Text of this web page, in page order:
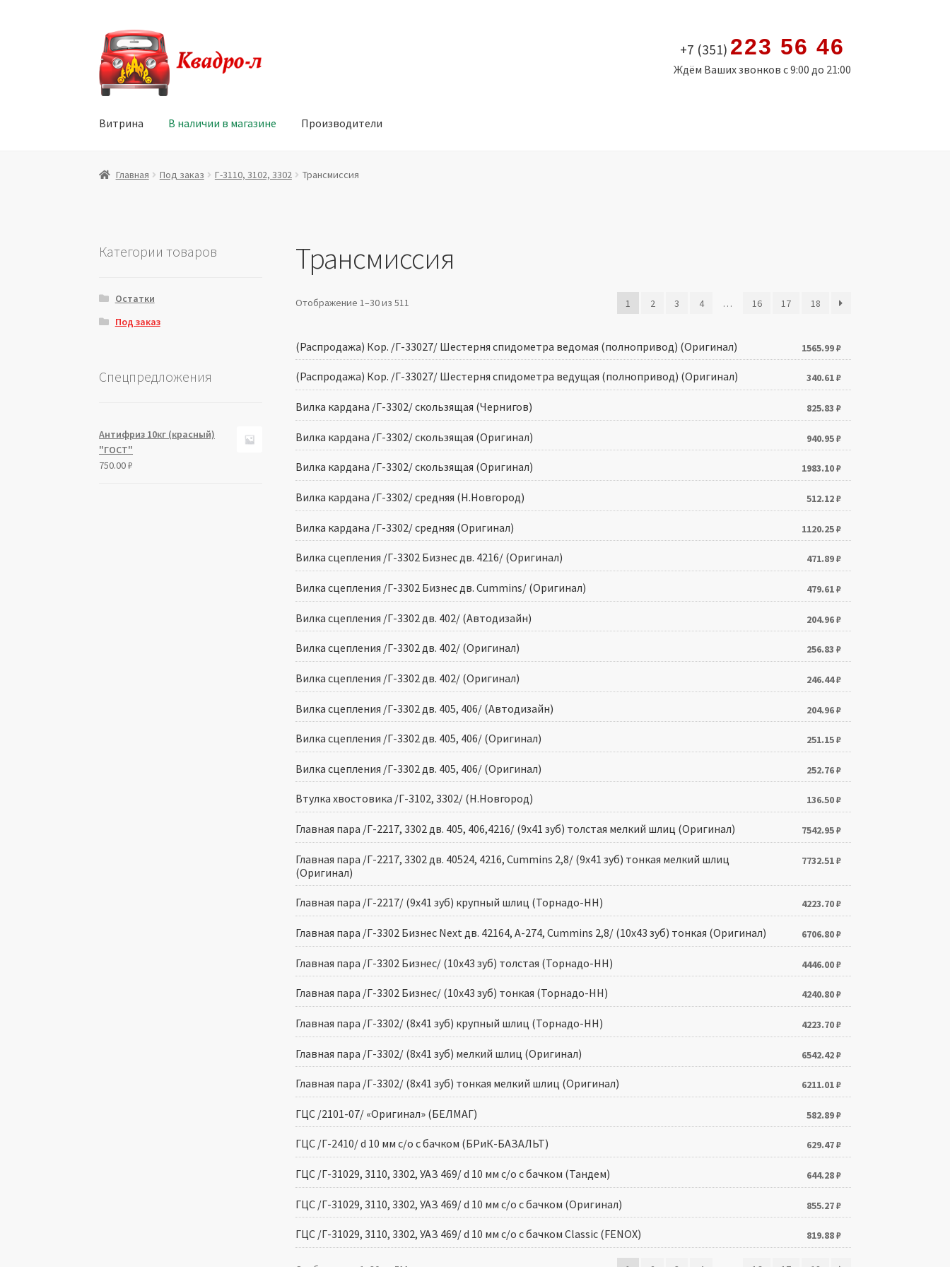
Перейти
к
навигации
Перейти
к
содержимому
+7 (351) 223 56 46
Ждём Ваших звонков с 9:00 до 21:00
Витрина В наличии в магазине Производители
Главная Витрина Мой аккаунтПолитика в отношении обработки персональных данных
Главная Под заказ Г-3110, 3102, 3302 Трансмиссия
Трансмиссия
Отображение 1–30 из 511 1 2 3 4 … 16 17 18
(Распродажа) Кор. /Г-33027/ Шестерня спидометра ведомая (полнопривод) (Оригинал) 1565.99₽
(Распродажа) Кор. /Г-33027/ Шестерня спидометра ведущая (полнопривод) (Оригинал) 340.61₽
Вилка кардана /Г-3302/ скользящая (Чернигов) 825.83 ₽
Вилка кардана /Г-3302/ скользящая (Оригинал) 940.95₽
Вилка кардана /Г-3302/ скользящая (Оригинал) 1983.10₽
Вилка кардана /Г-3302/ средняя (Н.Новгород) 512.12₽
Вилка кардана /Г-3302/ средняя (Оригинал) 1120.25₽
Вилка сцепления /Г-3302 Бизнес дв. 4216/ (Оригинал) 471.89₽
Вилка сцепления /Г-3302 Бизнес дв. Cummins/ (Оригинал) 479.61₽
Вилка сцепления /Г-3302 дв. 402/ (Автодизайн) 204.96₽
Вилка сцепления /Г-3302 дв. 402/ (Оригинал) 256.83 ₽
Вилка сцепления /Г-3302 дв. 402/ (Оригинал) 246.44₽
Вилка сцепления /Г-3302 дв. 405, 406/ (Автодизайн) 204.96₽
Вилка сцепления /Г-3302 дв. 405, 406/ (Оригинал) 251.15₽
Вилка сцепления /Г-3302 дв. 405, 406/ (Оригинал) 252.76₽
Втулка хвостовика /Г-3102, 3302/ (Н.Новгород) 136.50₽
Главная пара /Г-2217, 3302 дв. 405, 406,4216/ (9х41 зуб) толстая мелкий шлиц (Оригинал) 7542.95₽
Главная пара /Г-2217, 3302 дв. 40524, 4216, Cummins 2,8/ (9х41 зуб) тонкая мелкий шлиц
(Оригинал)
7732.51₽
Главная пара /Г-2217/ (9х41 зуб) крупный шлиц (Торнадо-НН) 4223.70₽
Главная пара /Г-3302 Бизнес Next дв. 42164, А-274, Cummins 2,8/ (10х43 зуб) тонкая (Оригинал) 6706.80₽
Главная пара /Г-3302 Бизнес/ (10х43 зуб) толстая (Торнадо-НН) 4446.00₽
Главная пара /Г-3302 Бизнес/ (10х43 зуб) тонкая (Торнадо-НН) 4240.80₽
Главная пара /Г-3302/ (8х41 зуб) крупный шлиц (Торнадо-НН) 4223.70₽
Главная пара /Г-3302/ (8х41 зуб) мелкий шлиц (Оригинал) 6542.42₽
Главная пара /Г-3302/ (8х41 зуб) тонкая мелкий шлиц (Оригинал) 6211.01₽
ГЦС /2101-07/ «Оригинал» (БЕЛМАГ) 582.89₽
ГЦС /Г-2410/ d 10 мм с/о с бачком (БРиК-БАЗАЛЬТ) 629.47₽
ГЦС /Г-31029, 3110, 3302, УАЗ 469/ d 10 мм с/о с бачком (Тандем) 644.28₽
ГЦС /Г-31029, 3110, 3302, УАЗ 469/ d 10 мм с/о с бачком (Оригинал) 855.27₽
ГЦС /Г-31029, 3110, 3302, УАЗ 469/ d 10 мм с/о с бачком Classic (FENOX) 819.88₽
Категории товаров
Остатки
Под заказ
Спецпредложения
Антифриз 10кг (красный)
"ГОСТ"
750.00₽